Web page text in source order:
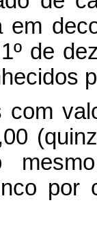
em
de
com
por